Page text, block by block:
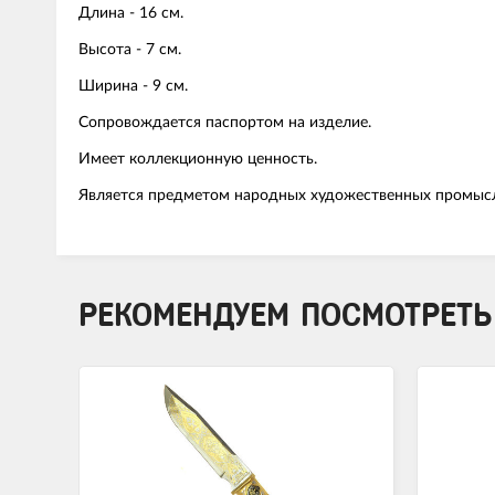
Длина - 16 см.
Высота - 7 см.
Ширина - 9 см.
Сопровождается паспортом на изделие.
Имеет коллекционную ценность.
Является предметом народных художественных
РЕКОМЕНДУЕМ ПОСМОТРЕТЬ